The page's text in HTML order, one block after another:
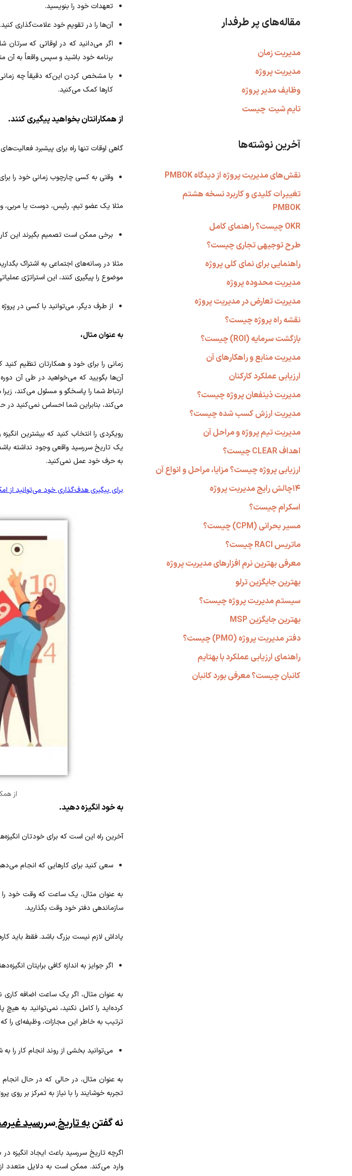
مقاله‌های پر طرفدار
مدیریت زمان
مدیریت پروژه
وظایف مدیر پروژه
تایم شیت چیست
آخرین نوشته‌ها
نقش‌های مدیریت پروژه از دیدگاه PMBOK
تغییرات کلیدی و کاربرد نسخه هشتم
PMBOK
OKR چیست؟ راهنمای کامل
طرح توجیهی تجاری چیست؟
راهنمایی برای نمای کلی پروژه
مدیریت محدوده پروژه
مدیریت تعارض در مدیریت پروژه
نقشه راه پروژه چیست؟
بازگشت سرمایه (ROI) چیست؟
مدیریت منابع و راهکارهای آن
ارزیابی عملکرد کارکنان
مدیریت ذینفعان پروژه چیست؟
مدیریت ارزش کسب شده چیست؟
مدیریت تیم پروژه و مراحل آن
اهداف CLEAR چیست؟
ارزیابی پروژه چیست؟ مزایا، مراحل و انواع آن
۱۴چالش رایج مدیریت پروژه
اسکرام چیست؟
مسیر بحرانی (CPM) چیست؟
ماتریس RACI چیست؟
معرفی بهترین نرم افزارهای مدیریت پروژه
بهترین جایگزین ترلو
سیستم مدیریت پروژه چیست؟
بهترین جایگزین MSP
دفتر مدیریت پروژه (PMO) چیست؟
راهنمای ارزیابی عملکرد با بهتایم
کانبان چیست؟ معرفی بورد کانبان
تعهدات خود را بنویسید.
آن‌ها را در تقویم خود علامت‌گذاری کنید.
اگر می‌دانید که در اوقاتی که سرتان
برنامه خود باشید و سپس واقعاً به آن
با مشخص کردن این‌که دقیقاً چه زمانی
کارها کمک می‌کنید.
از همکارانتان بخواهید پیگیری کنند.
گاهی اوقات تنها راه برای پیشبرد
وقتی به کسی چارچوب زمانی خود را
مثلا یک عضو تیم، رئیس، دوست یا
برخی ممکن است تصمیم بگیرند این
مثلا در رسانه‌های اجتماعی به اشتراک
موضوع را پیگیری کنند، این استراتژی
از طرف دیگر، می‌توانید با کسی در
به عنوان مثال،
زمانی را برای خود و همکارتان تنظیم
آن‌ها بگویید که می‌خواهید در طی آن
ارتباط شما را پاسخگو و مسئول می‌کند،
می‌کند، بنابراین شما احساس نمی‌کنید در
رویکردی را انتخاب کنید که بیشترین
یک تاریخ‌ سررسید‌ واقعی وجود نداشته
به حرف خود عمل نمی‌کنید.
برای پیگیری هدف‌گذاری خود می‌توانید از
از
به خود انگیزه دهید.
آخرین راه این است که برای خودتان
سعی کنید برای کارهایی که انجام
به عنوان مثال، یک ساعت که وقت خود را
سازماندهی دفتر خود وقت بگذارید.
پاداش لازم نیست بزرگ باشد. فقط باید
اگر جوایز به اندازه کافی برایتان
به عنوان مثال، اگر یک ساعت اضافه کاری
کرده‌اید را کامل نکنید، نمی‌توانید به
ترتیب به خاطر این مجازات، وظیفه‌ای را
می‌توانید بخشی از روند انجام کار را
به عنوان مثال، در حالی که در حال
تجربه‌ خوشایند را با نیاز به تمرکز بر
نه گفتنبه تاریخ‌سررسید‌
اگرچه تاریخ‌ سررسید‌ باعث ایجاد انگیزه
وارد می‌کند. ممکن است به دلایل متعدد از